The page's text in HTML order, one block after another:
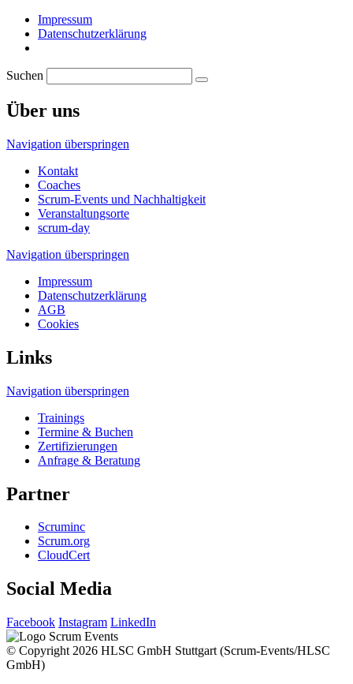
Impressum
Datenschutzerklärung
Suchen
Über uns
Navigation überspringen
Kontakt
Coaches
Scrum-Events und Nachhaltigkeit
Veranstaltungsorte
scrum-day
Navigation überspringen
Impressum
Datenschutzerklärung
AGB
Cookies
Links
Navigation überspringen
Trainings
Termine & Buchen
Zertifizierungen
Anfrage & Beratung
Partner
Scruminc
Scrum.org
CloudCert
Social Media
Facebook Instagram LinkedIn
© Copyright 2026 HLSC GmbH Stuttgart (Scrum-Events/HLSC
GmbH)